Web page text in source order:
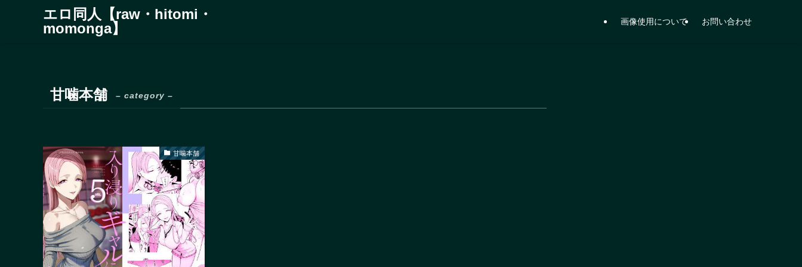
エロ同人【raw・hitomi・
momonga】
画像使用について お問い合わせ
甘噛本舗 – category –
甘噛本舗